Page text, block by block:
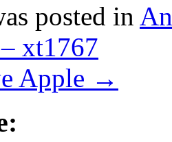
posted in
xt1767
Apple →